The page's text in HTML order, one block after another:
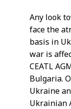
Any look
face the
basis in
war is
CEATL
Bulgaria.
Ukraine
Ukrainian